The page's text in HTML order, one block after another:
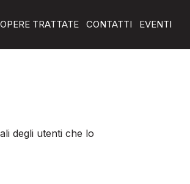
OPERE TRATTATE CONTATTI EVENTI
degli utenti che lo